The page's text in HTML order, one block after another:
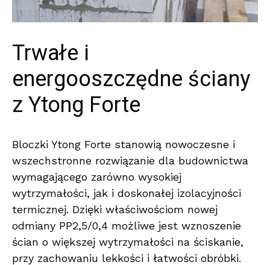
Trwałe i
energooszczędne ściany
z Ytong Forte
Bloczki Ytong Forte stanowią nowoczesne i
wszechstronne rozwiązanie dla budownictwa
wymagającego zarówno wysokiej
wytrzymałości, jak i doskonałej izolacyjności
termicznej. Dzięki właściwościom nowej
odmiany PP2,5/0,4 możliwe jest wznoszenie
ścian o większej wytrzymałości na ściskanie,
przy zachowaniu lekkości i łatwości obróbki.